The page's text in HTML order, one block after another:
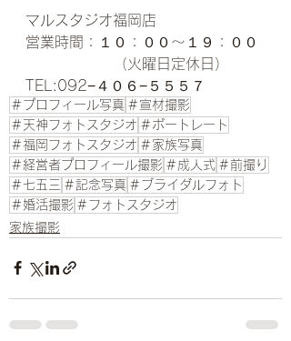
マルスタジオ福岡店
営業時間：１０：００〜１９：００
（火曜日定休日）
TEL:092−４０６−５５５７
＃プロフィール写真 ＃宣材撮影
＃天神フォトスタジオ ＃ポートレート
＃福岡フォトスタジオ ＃家族写真
＃経営者プロフィール撮影 ＃成人式 ＃前撮り
＃七五三 ＃記念写真 ＃ブライダルフォト
＃婚活撮影 ＃フォトスタジオ
家族撮影